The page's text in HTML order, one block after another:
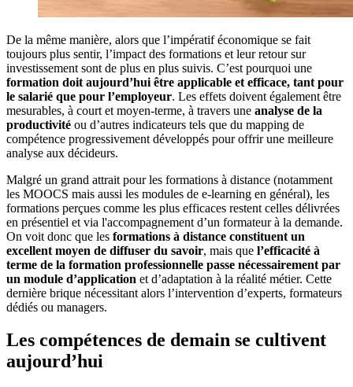
De la même manière, alors que l’impératif économique se fait
toujours plus sentir, l’impact des formations et leur retour sur
investissement sont de plus en plus suivis. C’est pourquoi une
formation doit aujourd’hui être applicable et efficace, tant pour
le salarié que pour l’employeur. Les effets doivent également être
mesurables, à court et moyen-terme, à travers une analyse de la
productivité ou d’autres indicateurs tels que du mapping de
compétence progressivement développés pour offrir une meilleure
analyse aux décideurs.
Malgré un grand attrait pour les formations à distance (notamment
les MOOCS mais aussi les modules de e-learning en général), les
formations perçues comme les plus efficaces restent celles délivrées
en présentiel et via l'accompagnement d’un formateur à la demande.
On voit donc que les formations à distance constituent un
excellent moyen de diffuser du savoir, mais que l’efficacité à
terme de la formation professionnelle passe nécessairement par
un module d’application et d’adaptation à la réalité métier. Cette
dernière brique nécessitant alors l’intervention d’experts, formateurs
dédiés ou managers.
Les compétences de demain se cultivent
aujourd’hui